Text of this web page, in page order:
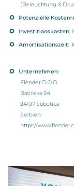
(Beleuchtung &
Potenzielle
Investitionskosten:
Amortisationszeit:
Unternehmen:
Flender D.O.O.
Batinska 94
24107 Subotica
Serbien
https://